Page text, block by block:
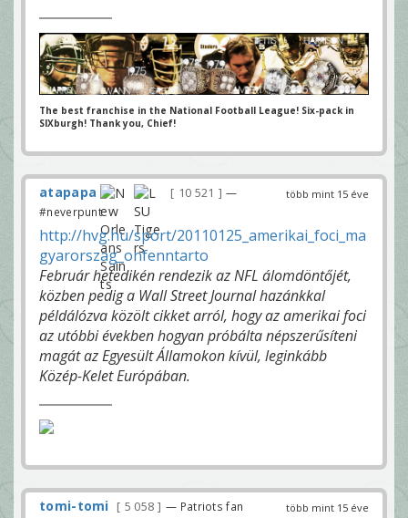
The best franchise in the National Football League! Six-pack in
SIXburgh! Thank you, Chief!
több mint 15 éve
atapapa 10 521
—
#neverpunt
http://hvg.hu/sport/20110125_amerikai_foci_ma
gyarorszag_onfenntarto
Február hetedikén rendezik az NFL álomdöntőjét,
közben pedig a Wall Street Journal hazánkkal
példálózva közölt cikket arról, hogy az amerikai foci
az utóbbi években hogyan próbálta népszerűsíteni
magát az Egyesült Államokon kívül, leginkább
Közép-Kelet Európában.
több mint 15 éve
tomi-tomi 5 058 — Patriots fan